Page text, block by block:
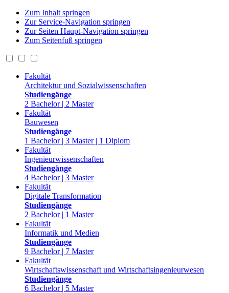
Zum Inhalt springen
Zur Service-Navigation springen
Zur Seiten Haupt-Navigation springen
Zum Seitenfuß springen
Fakultät
Architektur und Sozialwissenschaften
Studiengänge
2 Bachelor | 2 Master
Fakultät
Bauwesen
Studiengänge
1 Bachelor | 3 Master | 1 Diplom
Fakultät
Ingenieurwissenschaften
Studiengänge
4 Bachelor | 3 Master
Fakultät
Digitale Transformation
Studiengänge
2 Bachelor | 1 Master
Fakultät
Informatik und Medien
Studiengänge
9 Bachelor | 7 Master
Fakultät
Wirtschaftswissenschaft und Wirtschaftsingenieurwesen
Studiengänge
6 Bachelor | 5 Master